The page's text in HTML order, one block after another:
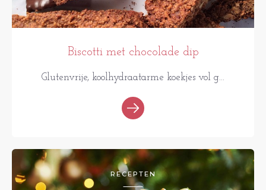
Biscotti met chocolade dip
Glutenvrije, koolhydraatarme koekjes vol g...
RECEPTEN